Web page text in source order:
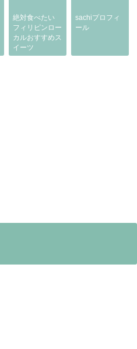
絶対食べたい
フィリピンロー
カルおすすめス
イーツ
sachiプロフィ
ール